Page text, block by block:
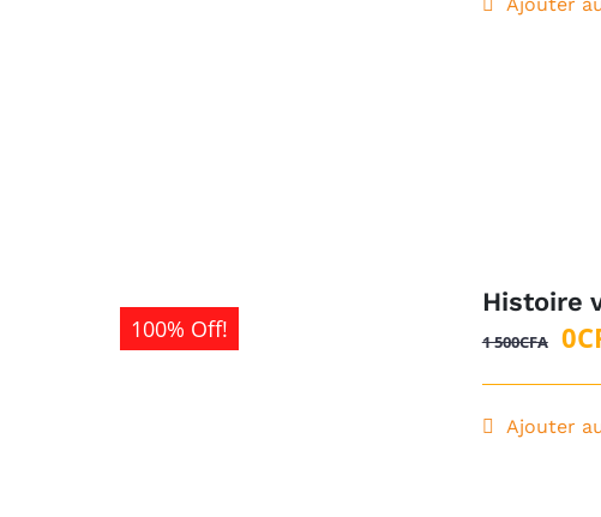
100% Off!
Histoire
1 500CFA
Le
0
Ajouter